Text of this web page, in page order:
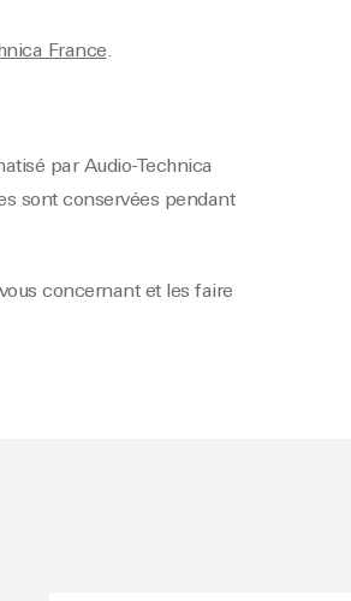
France.
par Audio-Technica
sont conservées pendant
concernant et les faire